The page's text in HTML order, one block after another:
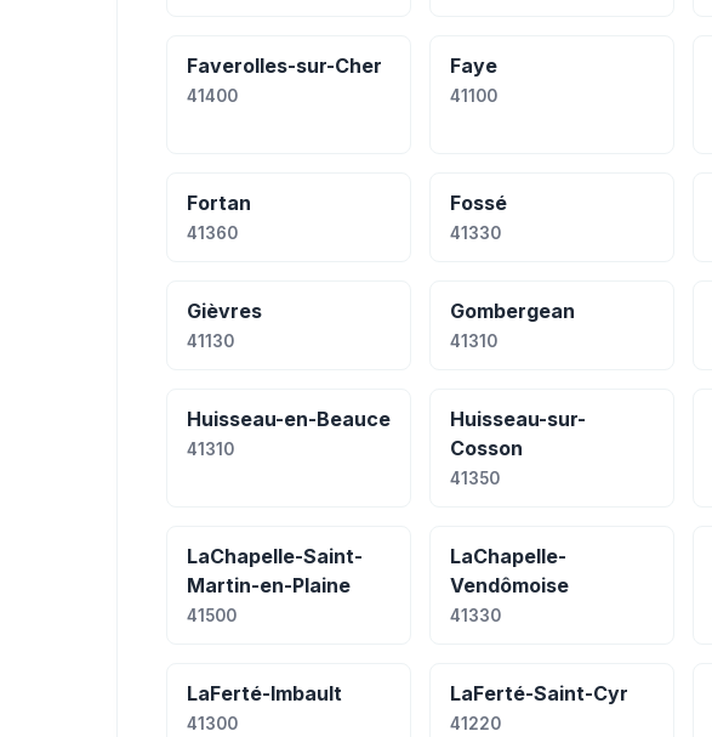
Faverolles-sur-Cher
41400
Faye
41100
Fortan
41360
Fossé
41330
Gièvres
41130
Gombergean
41310
Huisseau-en-Beauce
41310
Huisseau-sur-
Cosson
41350
LaChapelle-Saint-
Martin-en-Plaine
41500
LaChapelle-
Vendômoise
41330
LaFerté-Imbault
41300
LaFerté-Saint-Cyr
41220